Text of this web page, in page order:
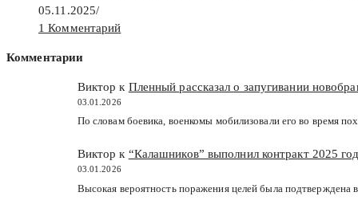
05.11.2025/
1 Комментарий
Комментарии
Виктор к Пленный рассказал о запугивании
03.01.2026
По словам боевика, военкомы мобилизовали его во время
Виктор к “Калашников” выполнил контракт 2025
03.01.2026
Высокая вероятность поражения целей была